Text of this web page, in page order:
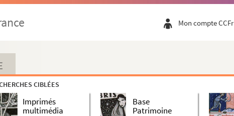
Mon compte CCFr
CIBLÉES
Imprimés
multimédia
Base
Patrimoine